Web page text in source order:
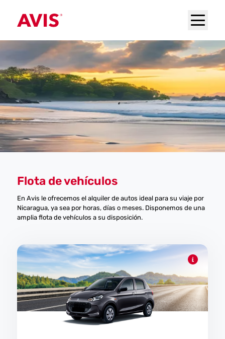
Flota de vehículos
En Avis le ofrecemos el alquiler de autos ideal para su viaje por
Nicaragua, ya sea por horas, días o meses. Disponemos de una
amplia flota de vehículos a su disposición.